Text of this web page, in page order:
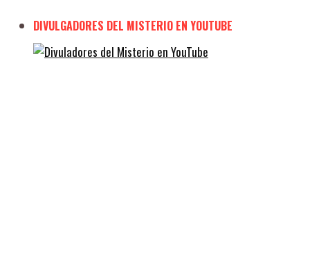
DIVULGADORES DEL MISTERIO EN YOUTUBE